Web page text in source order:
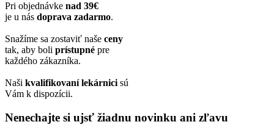
Pri objednávke nad 39€
je u nás doprava zadarmo.
Snažíme sa zostaviť naše ceny
tak, aby boli prístupné pre
každého zákazníka.
Naši kvalifikovaní lekárnicisú
Vám k dispozícii.
Nenechajte si ujsť žiadnu novinku ani zľavu